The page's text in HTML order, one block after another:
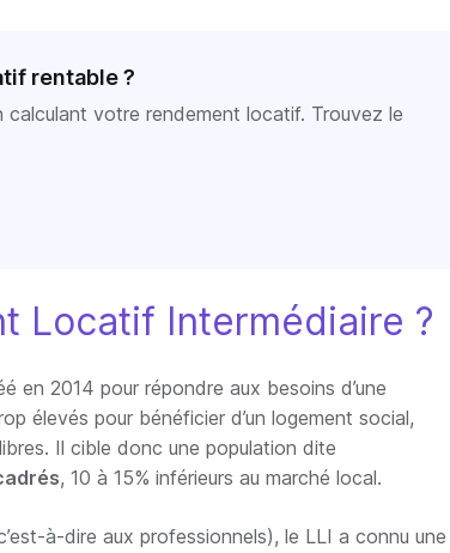
rentable ?
votre rendement locatif. Trouvez le
Locatif Intermédiaire ?
en 2014 pour répondre aux besoins d’une
élevés pour bénéficier d’un logement social,
Il cible donc une population dite
, 10 à 15% inférieurs au marché local.
à-dire aux professionnels), le LLI a connu une